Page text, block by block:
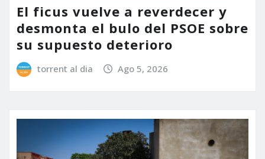
El ficus vuelve a reverdecer y
desmonta el bulo del PSOE sobre
su supuesto deterioro
torrent al dia Ago 5, 2026